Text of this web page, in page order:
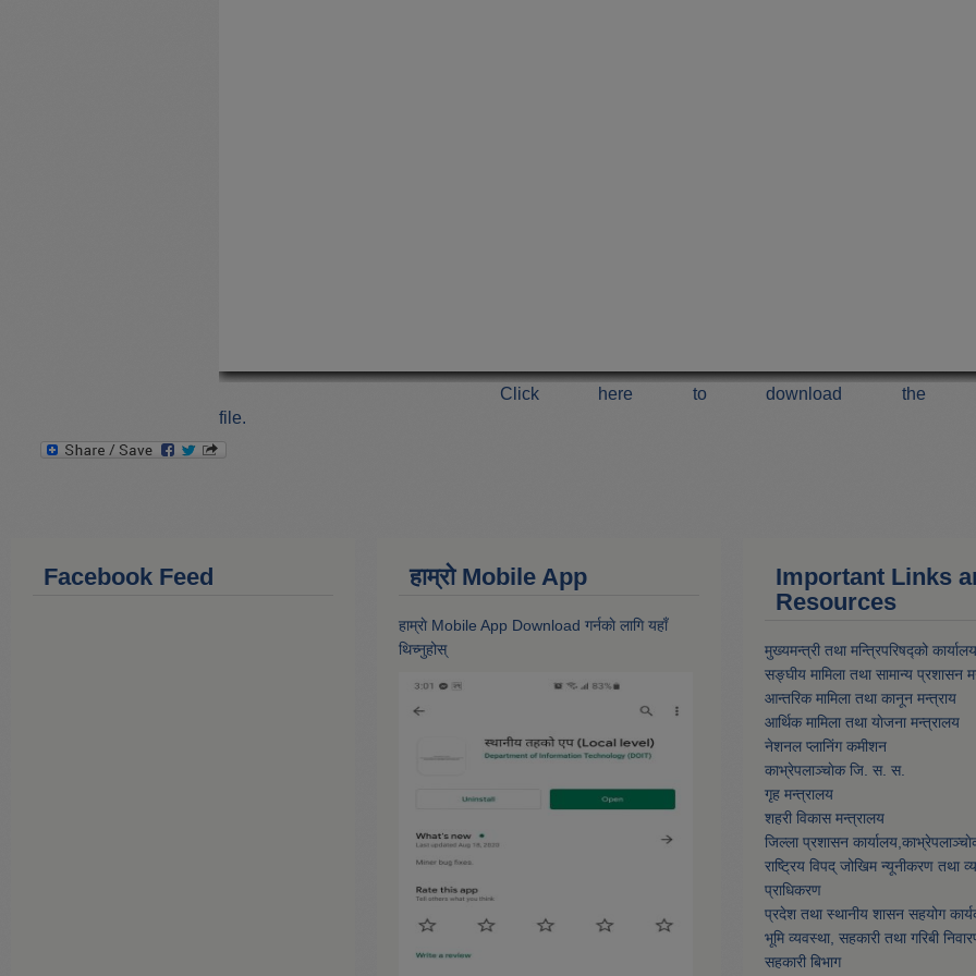
Click here to download the
file.
Facebook Feed हाम्राे Mobile App
हाम्राे Mobile App Download गर्नकाे लागि यहाँ
थिच्नुहोस्‌
Important Links
Resources
मुख्यमन्त्री तथा मन्त्रिपरिषद्को
सङ्घीय मामिला तथा सामान्य प्रशासन
आन्तरिक मामिला तथा कानून मन्त्राय
आर्थिक मामिला तथा याेजना मन्त्रालय
नेशनल प्लानिंग कमीशन
काभ्रेपलाञ्चाेक जि. स. स.
गृह मन्त्रालय
शहरी विकास मन्त्रालय
जिल्ला प्रशासन
राष्ट्रिय विपद् जोखिम न्यूनीकरण तथा
प्राधिकरण
प्रदेश तथा स्थानीय शासन सहयोग
भूमि व्यवस्था, सहकारी तथा गरिबी
सहकारी बिभाग